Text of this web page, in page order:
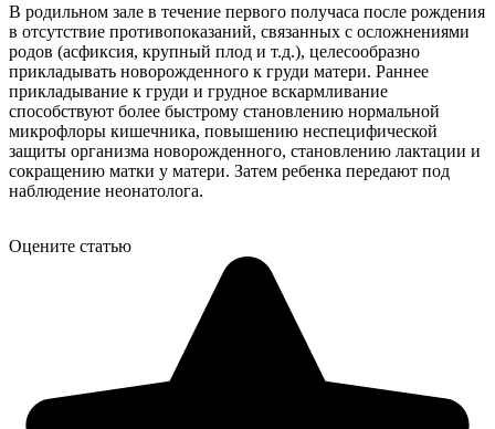
В родильном зале в течение первого получаса после рождения
в отсутствие противопоказаний, связанных с осложнениями
родов (асфиксия, крупный плод и т.д.), целесообразно
прикладывать новорожденного к груди матери. Раннее
прикладывание к груди и грудное вскармливание
способствуют более быстрому становлению нормальной
микрофлоры кишечника, повышению неспецифической
защиты организма новорожденного, становлению лактации и
сокращению матки у матери. Затем ребенка передают под
наблюдение неонатолога.
Оцените статью